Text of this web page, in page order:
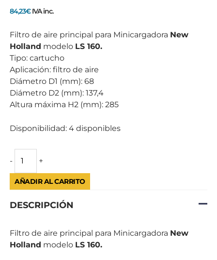
84,23€ IVA inc.
Filtro de aire principal para Minicargadora New
Holland modelo LS 160.
Tipo: cartucho
Aplicación: filtro de aire
Diámetro D1 (mm): 68
Diámetro D2 (mm): 137,4
Altura máxima H2 (mm): 285
Disponibilidad: 4 disponibles
-
NEW
LS
160
cantidad
+
AÑADIR AL CARRITO
DESCRIPCIÓN
Filtro de aire principal para Minicargadora New
Holland modelo LS 160.